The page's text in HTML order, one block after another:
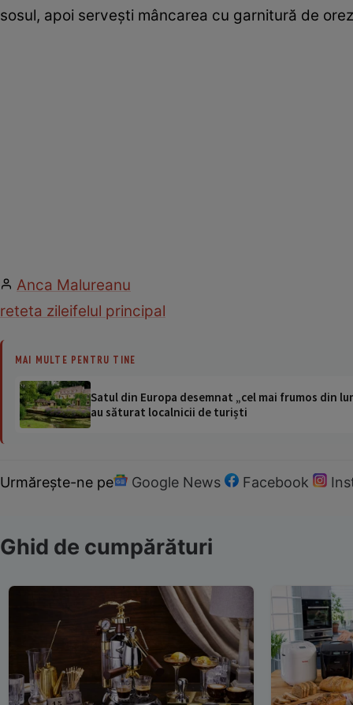
sosul, apoi serveşti mâncarea cu garnitură de
Anca Malureanu
reteta zileifelul principal
MAI MULTE PENTRU TINE
Satul din Europa desemnat „cel mai frumos din
au săturat localnicii de turiști
Urmărește-ne pe Google News Facebook
Ghid de cumpărături